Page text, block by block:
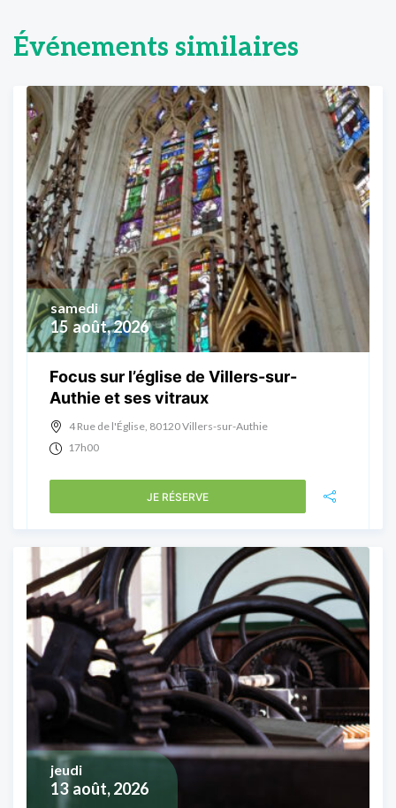
Événements similaires
15 août, 2026
samedi
Focus sur l’église de Villers-sur-
Authie et ses vitraux
4 Rue de l'Église, 80120 Villers-sur-Authie
17h00
JE RÉSERVE
13 août, 2026
jeudi